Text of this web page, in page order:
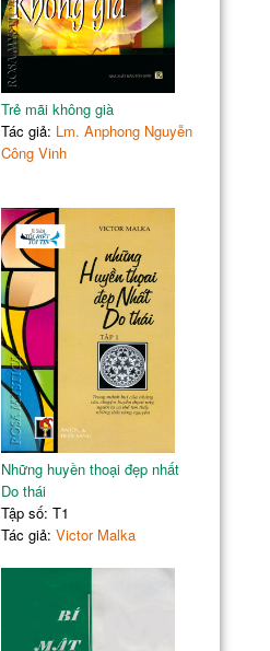
Trẻ mãi không già
Tác giả: Lm. Anphong Nguyễn
Công Vinh
Những huyền thoại đẹp nhất
Do thái
Tập số: T1
Tác giả: Victor Malka